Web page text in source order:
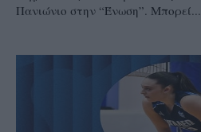
Πανιώνιο στην “Ένωση”. Μπορεί...